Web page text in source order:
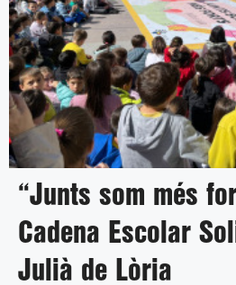
“Junts som més
Cadena Escolar
Julià de Lòria